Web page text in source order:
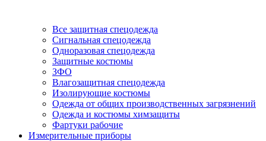
Все защитная спецодежда
Сигнальная спецодежда
Одноразовая спецодежда
Защитные костюмы
ЗФО
Влагозащитная спецодежда
Изолирующие костюмы
Одежда от общих производственных загрязнений
Одежда и костюмы химзащиты
Фартуки рабочие
Измерительные приборы